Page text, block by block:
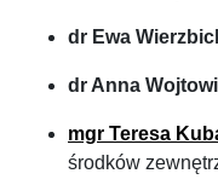
dr Ewa
dr Anna
mgr Teresa
środków